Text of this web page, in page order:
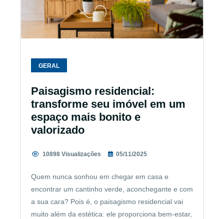
GERAL
Paisagismo residencial:
transforme seu imóvel em um
espaço mais bonito e
valorizado
10898 Visualizações 05/11/2025
Quem nunca sonhou em chegar em casa e
encontrar um cantinho verde, aconchegante e com
a sua cara? Pois é, o paisagismo residencial vai
muito além da estética: ele proporciona bem-estar,